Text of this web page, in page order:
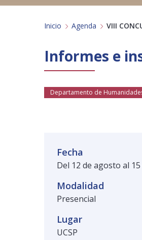
Inicio Agenda VIII
Informes e
Departamento de
Fecha
Del 12 de agosto al
Modalidad
Presencial
Lugar
UCSP